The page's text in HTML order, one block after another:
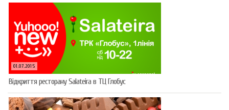
01.07.2015
Відкриття ресторану Salateirа в ТЦ Глобус